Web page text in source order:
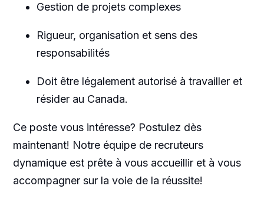
Gestion de projets complexes
Rigueur, organisation et sens des
responsabilités
Doit être légalement autorisé à travailler et
résider au Canada.
Ce poste vous intéresse? Postulez dès
maintenant! Notre équipe de recruteurs
dynamique est prête à vous accueillir et à vous
accompagner sur la voie de la réussite!